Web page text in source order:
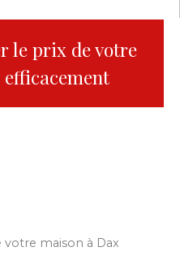
le prix de votre
maison à Dax